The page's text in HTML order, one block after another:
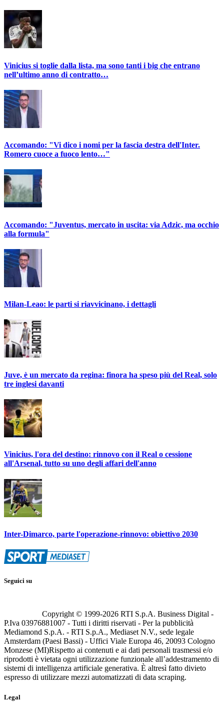
Vinicius si toglie dalla lista, ma sono tanti i big che entrano
nell’ultimo anno di contratto…
Accomando: "Vi dico i nomi per la fascia destra dell'Inter.
Romero cuoce a fuoco lento…"
Accomando: "Juventus, mercato in uscita: via Adzic, ma occhio
alla formula"
Milan-Leao: le parti si riavvicinano, i dettagli
Juve, è un mercato da regina: finora ha speso più del Real, solo
tre inglesi davanti
Vinicius, l'ora del destino: rinnovo con il Real o cessione
all'Arsenal, tutto su uno degli affari dell'anno
Inter-Dimarco, parte l'operazione-rinnovo: obiettivo 2030
Seguici su
Copyright © 1999-2026 RTI S.p.A. Business Digital -
P.Iva 03976881007 - Tutti i diritti riservati - Per la pubblicità
Mediamond S.p.A. - RTI S.p.A., Mediaset N.V., sede legale
Amsterdam (Paesi Bassi) - Uffici Viale Europa 46, 20093 Cologno
Monzese (MI)Rispetto ai contenuti e ai dati personali trasmessi e/o
riprodotti è vietata ogni utilizzazione funzionale all’addestramento di
sistemi di intelligenza artificiale generativa. È altresì fatto divieto
espresso di utilizzare mezzi automatizzati di data scraping.
Legal